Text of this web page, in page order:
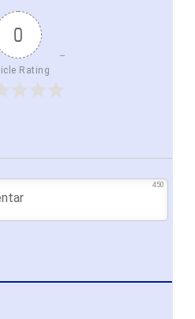
0
Rating
450